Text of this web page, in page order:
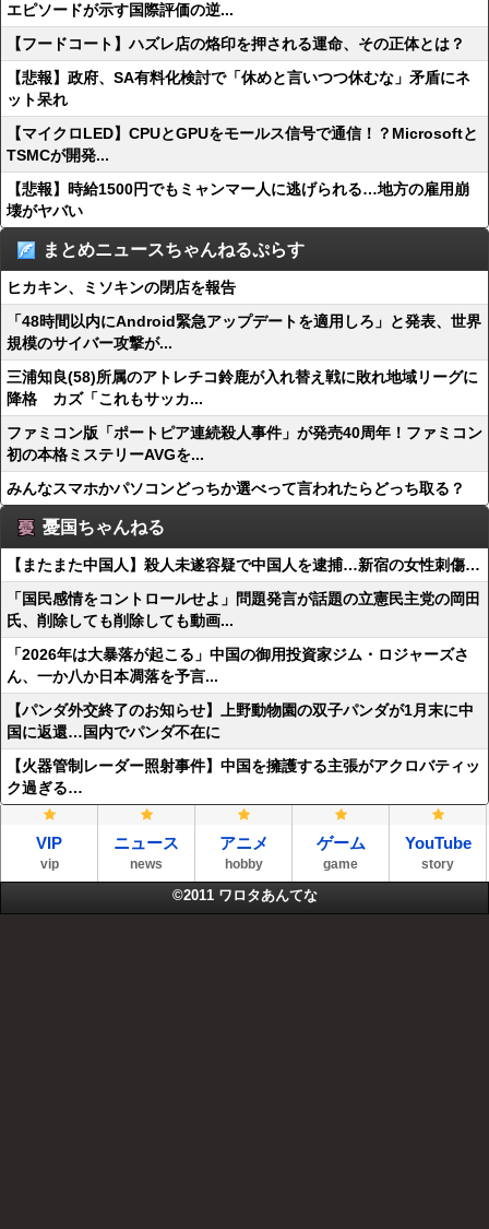
エピソードが示す国際評価の逆...
【フードコート】ハズレ店の烙印を押される運命、その正体とは？
【悲報】政府、SA有料化検討で「休めと言いつつ休むな」矛盾にネ
ット呆れ
【マイクロLED】CPUとGPUをモールス信号で通信！？Microsoftと
TSMCが開発...
【悲報】時給1500円でもミャンマー人に逃げられる…地方の雇用崩
壊がヤバい
まとめニュースちゃんねるぷらす
ヒカキン、ミソキンの閉店を報告
「48時間以内にAndroid緊急アップデートを適用しろ」と発表、世界
規模のサイバー攻撃が...
三浦知良(58)所属のアトレチコ鈴鹿が入れ替え戦に敗れ地域リーグに
降格 カズ「これもサッカ...
ファミコン版「ポートピア連続殺人事件」が発売40周年！ファミコン
初の本格ミステリーAVGを...
みんなスマホかパソコンどっちか選べって言われたらどっち取る？
憂国ちゃんねる
【またまた中国人】殺人未遂容疑で中国人を逮捕…新宿の女性刺傷…
「国民感情をコントロールせよ」問題発言が話題の立憲民主党の岡田
氏、削除しても削除しても動画...
「2026年は大暴落が起こる」中国の御用投資家ジム・ロジャーズさ
ん、一か八か日本凋落を予言...
【パンダ外交終了のお知らせ】上野動物園の双子パンダが1月末に中
国に返還…国内でパンダ不在に
【火器管制レーダー照射事件】中国を擁護する主張がアクロバティッ
ク過ぎる…
VIP
vip
ニュース
news
アニメ
hobby
ゲーム
game
YouTube
story
©2011 ワロタあんてな